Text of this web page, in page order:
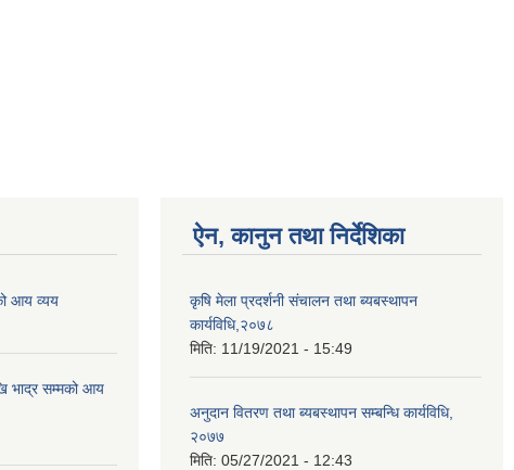
आय व्यय
भाद्र सम्मको आय
ऐन, कानुन तथा निर्देशिका
कृषि मेला प्रदर्शनी संचालन तथा ब्यबस्थापन
कार्यविधि,२०७८
मिति: 11/19/2021 - 15:49
अनुदान वितरण तथा ब्यबस्थापन सम्बन्धि कार्यविधि,
२०७७
मिति: 05/27/2021 - 12:43